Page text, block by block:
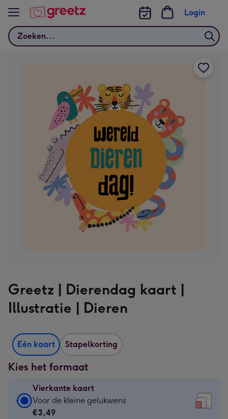
Bekijk meer
Zoeken
Login
Greetz | Dierendag kaart |
Illustratie | Dieren
Eén kaart Stapelkorting
Kies het formaat
Vierkante kaart
Vierkante
kaart
Voor de kleine gelukwens
€3,49